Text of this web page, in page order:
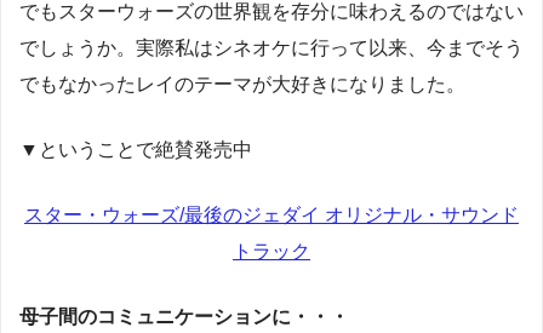
でもスターウォーズの世界観を存分に味わえるのではない
でしょうか。実際私はシネオケに行って以来、今までそう
でもなかったレイのテーマが大好きになりました。
▼ということで絶賛発売中
スター・ウォーズ/最後のジェダイ オリジナル・サウンド
トラック
母子間のコミュニケーションに・・・